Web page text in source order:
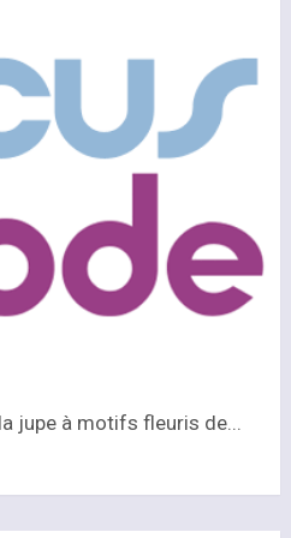
la jupe à motifs fleuris de...